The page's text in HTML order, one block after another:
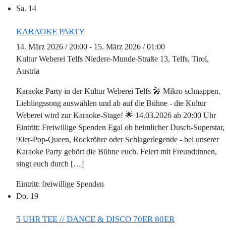
Sa. 14
KARAOKE PARTY
14. März 2026 / 20:00 - 15. März 2026 / 01:00
Kultur Weberei Telfs Niedere-Munde-Straße 13, Telfs, Tirol,
Austria
Karaoke Party in der Kultur Weberei Telfs 🎤 Mikro schnappen,
Lieblingssong auswählen und ab auf die Bühne - die Kultur
Weberei wird zur Karaoke-Stage! 🌟 14.03.2026 ab 20:00 Uhr
Eintritt: Freiwillige Spenden Egal ob heimlicher Dusch-Superstar,
90er-Pop-Queen, Rockröhre oder Schlagerlegende - bei unserer
Karaoke Party gehört die Bühne euch. Feiert mit Freund:innen,
singt euch durch […]
freiwillige Spenden
Do. 19
5 UHR TEE // DANCE & DISCO 70ER 80ER